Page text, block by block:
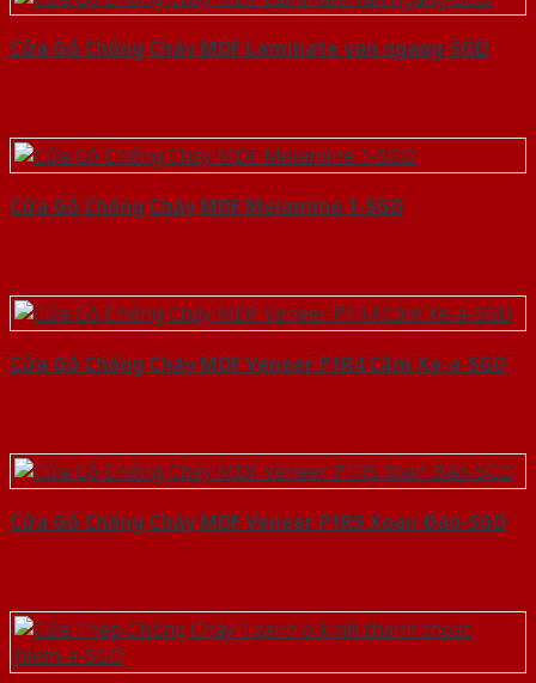
Cửa Gỗ Chống Cháy MDF Laminate van ngang-SGD
Cửa Gỗ Chống Cháy MDF Melamine 1-SGD
Cửa Gỗ Chống Cháy MDF Veneer P1R4 Căm Xe-a-SGD
Cửa Gỗ Chống Cháy MDF Veneer P1R5 Xoan Đào-SGD